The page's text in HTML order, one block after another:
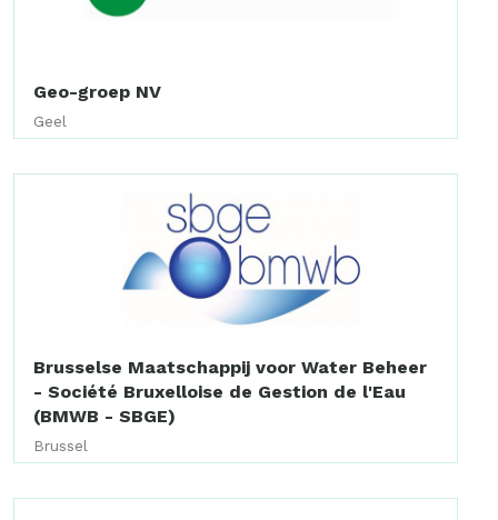
Geo-groep NV
Geel
Brusselse Maatschappij voor Water Beheer
- Société Bruxelloise de Gestion de l'Eau
(BMWB - SBGE)
Brussel